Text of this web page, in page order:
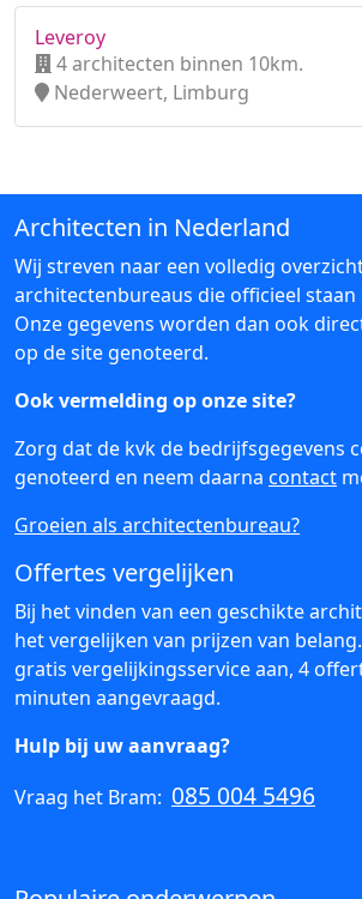
Leveroy
4 architecten binnen 10km.
Nederweert, Limburg
Architecten in Nederland
Wij streven naar een volledig
architectenbureaus die officieel staan
Onze gegevens worden dan ook
op de site genoteerd.
Ook vermelding op onze site?
Zorg dat de kvk de bedrijfsgegevens
genoteerd en neem daarna contact
Groeien als architectenbureau?
Offertes vergelijken
Bij het vinden van een geschikte
het vergelijken van prijzen van
gratis vergelijkingsservice aan, 4
minuten aangevraagd.
Hulp bij uw aanvraag?
Vraag het Bram: 085 004 5496